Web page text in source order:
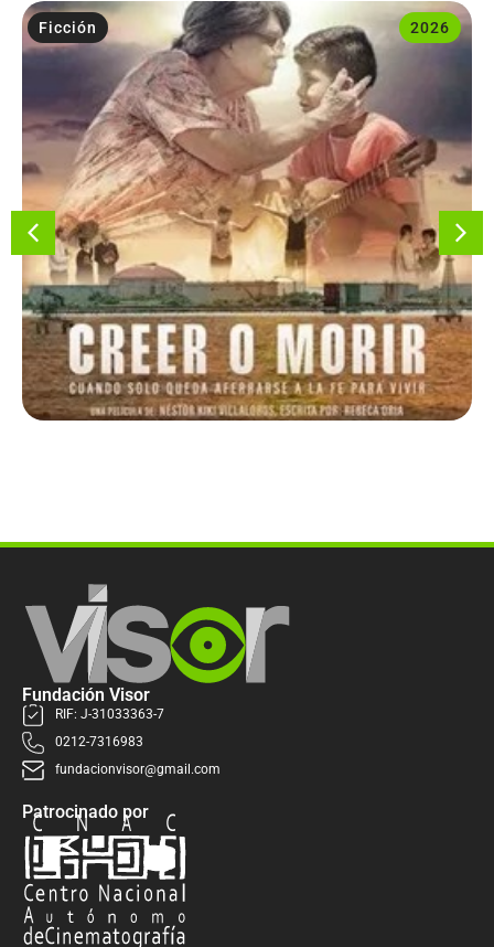
2026
Ficción
Fundación Visor
RIF: J-31033363-7
0212-7316983
fundacionvisor@gmail.com
Patrocinado por